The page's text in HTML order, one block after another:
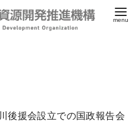
後援会設立での国政報告会